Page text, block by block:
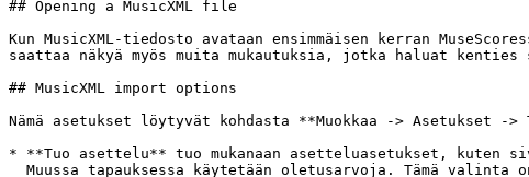
## Opening a MusicXML file
Kun MusicXML-tiedosto avataan ensimmäisen kerran
saattaa näkyä myös muita mukautuksia, jotka haluat
## MusicXML import options
Nämä asetukset löytyvät kohdasta **Muokkaa -> Asetukset -
* **Tuo asettelu** tuo mukanaan asetteluasetukset, kuten